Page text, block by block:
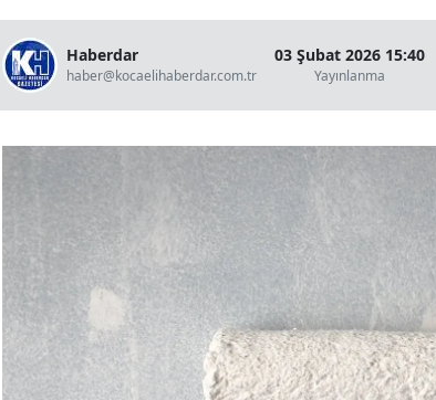
Haberdar
haber@kocaelihaberdar.com.tr
03 Şubat 2026 15:40
Yayınlanma